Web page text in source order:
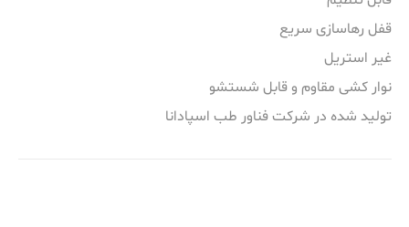
قفل رهاسازی سریع
غیر استریل
نوار کشی مقاوم و قابل شستشو
تولید شده در شرکت فناور طب اسپادانا